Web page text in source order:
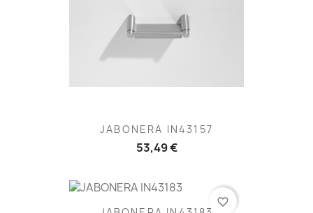
JABONERA IN43157
53,49 €
favorite_border